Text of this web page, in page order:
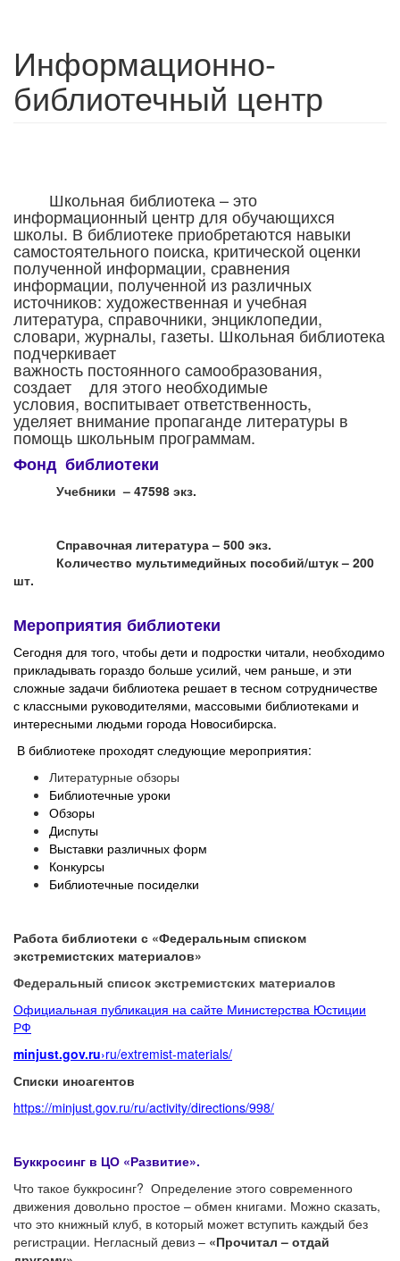
Информационно-
библиотечный центр
Школьная библиотека – это
информационный центр для обучающихся
школы. В библиотеке приобретаются навыки
самостоятельного поиска, критической оценки
полученной информации, сравнения
информации, полученной из различных
источников: художественная и учебная
литература, справочники, энциклопедии,
словари, журналы, газеты. Школьная библиотека
подчеркивает
важность постоянного самообразования,
создает для этого необходимые
условия, воспитывает ответственность,
уделяет внимание пропаганде литературы в
помощь школьным программам.
Фонд библиотеки
Учебники – 47598 экз.
Справочная литература – 500 экз.
Количество мультимедийных пособий/штук – 200
шт.
Мероприятия библиотеки
Сегодня для того, чтобы дети и подростки читали, необходимо
прикладывать гораздо больше усилий, чем раньше, и эти
сложные задачи библиотека решает в тесном сотрудничестве
с классными руководителями, массовыми библиотеками и
интересными людьми города Новосибирска.
В библиотеке проходят следующие мероприятия:
Литературные обзоры
Библиотечные уроки
Обзоры
Диспуты
Выставки различных форм
Конкурсы
Библиотечные посиделки
Работа библиотеки с «Федеральным списком
экстремистских материалов»
Федеральный список экстремистских материалов
Официальная публикация на сайте Министерства Юстиции
РФ
minjust.gov.ru›ru/extremist-materials/
Списки иноагентов
https://minjust.gov.ru/ru/activity/directions/998/
Буккросинг в ЦО «Развитие».
Что такое буккросинг? Определение этого современного
движения довольно простое – обмен книгами. Можно сказать,
что это книжный клуб, в который может вступить каждый без
регистрации. Негласный девиз – «Прочитал – отдай